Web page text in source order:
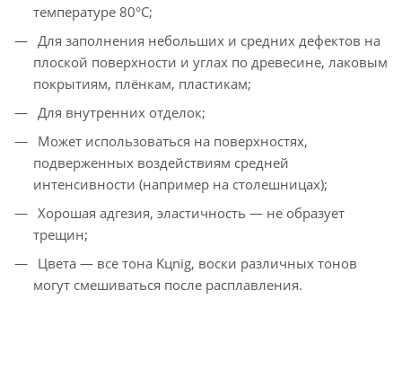
температуре 80°С;
Для заполнения небольших и средних дефектов на
плоской поверхности и углах по древесине, лаковым
покрытиям, плёнкам, пластикам;
Для внутренних отделок;
Может использоваться на поверхностях,
подверженных воздействиям средней
интенсивности (например на столешницах);
Хорошая адгезия, эластичность — не образует
трещин;
Цвета — все тона Kцnig, воски различных тонов
могут смешиваться после расплавления.